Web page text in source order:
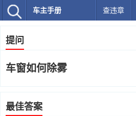
车主手册 查违章
提问
车窗如何除雾
最佳答案